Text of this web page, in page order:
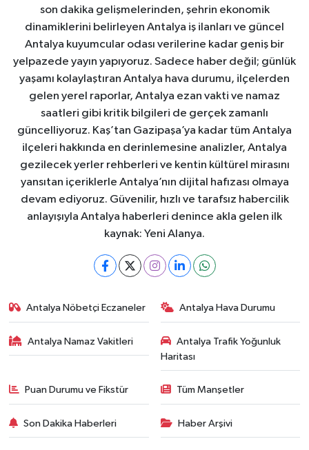
son dakika gelişmelerinden, şehrin ekonomik
dinamiklerini belirleyen Antalya iş ilanları ve güncel
Antalya kuyumcular odası verilerine kadar geniş bir
yelpazede yayın yapıyoruz. Sadece haber değil; günlük
yaşamı kolaylaştıran Antalya hava durumu, ilçelerden
gelen yerel raporlar, Antalya ezan vakti ve namaz
saatleri gibi kritik bilgileri de gerçek zamanlı
güncelliyoruz. Kaş’tan Gazipaşa’ya kadar tüm Antalya
ilçeleri hakkında en derinlemesine analizler, Antalya
gezilecek yerler rehberleri ve kentin kültürel mirasını
yansıtan içeriklerle Antalya’nın dijital hafızası olmaya
devam ediyoruz. Güvenilir, hızlı ve tarafsız habercilik
anlayışıyla Antalya haberleri denince akla gelen ilk
kaynak: Yeni Alanya.
Antalya Nöbetçi Eczaneler Antalya Hava Durumu
Antalya Namaz Vakitleri
Antalya Trafik Yoğunluk
Haritası
Puan Durumu ve Fikstür Tüm Manşetler
Son Dakika Haberleri Haber Arşivi